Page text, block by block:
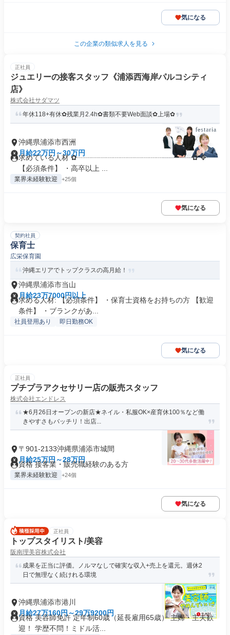
気になる
この企業の類似求人を見る
正社員
ジュエリーの接客スタッフ《浦添西海岸パルコシティ
店》
株式会社サダマツ
年休118+有休✿残業月2.4h✿書類不要Web面談✿上場✿
沖縄県浦添市西洲
月給22万円～30万円
求めている人材 ✿┈┈┈┈┈┈┈┈┈┈┈┈┈┈┈┈✿ ✥
【必須条件】 ・高卒以上 ...
業界未経験歓迎 +25個
気になる
契約社員
保育士
広栄保育園
沖縄エリアでトップクラスの高月給！
沖縄県浦添市当山
月給23万7000円以上
求める人材: 【必須条件】 ・保育士資格をお持ちの方 【歓迎
条件】 ・ブランクがあ...
社員登用あり 即日勤務OK
気になる
正社員
プチプラアクセサリー店の販売スタッフ
株式会社エンドレス
★6月26日オープンの新店★ネイル・私服OK×産育休100％など働
きやすさもバッチリ！出店...
〒901-2133沖縄県浦添市城間
月給25万円～28万円
資格 接客業・販売職経験のある方
業界未経験歓迎 +24個
気になる
正社員
トップスタイリスト/美容
阪南理美容株式会社
成果を正当に評価。ノルマなしで確実な収入+売上を還元。週休2
日で無理なく続けれる環境
沖縄県浦添市港川
月給27万160円～29万9200円
資格 美容師免許 定年制60歳（延長雇用65歳） 主婦・主夫歓
迎！ 学歴不問！ミドル活...